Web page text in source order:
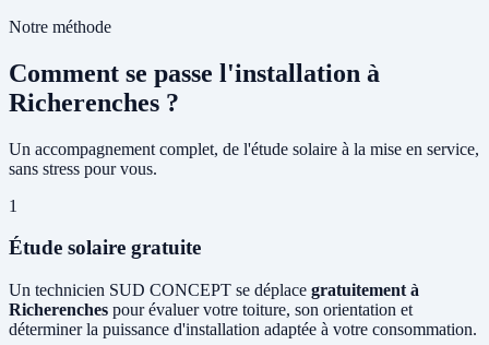
Notre méthode
Comment se passe l'installation à
Richerenches ?
Un accompagnement complet, de l'étude solaire à la mise en service,
sans stress pour vous.
1
Étude solaire gratuite
Un technicien SUD CONCEPT se déplace gratuitement à
Richerenches pour évaluer votre toiture, son orientation et
déterminer la puissance d'installation adaptée à votre consommation.